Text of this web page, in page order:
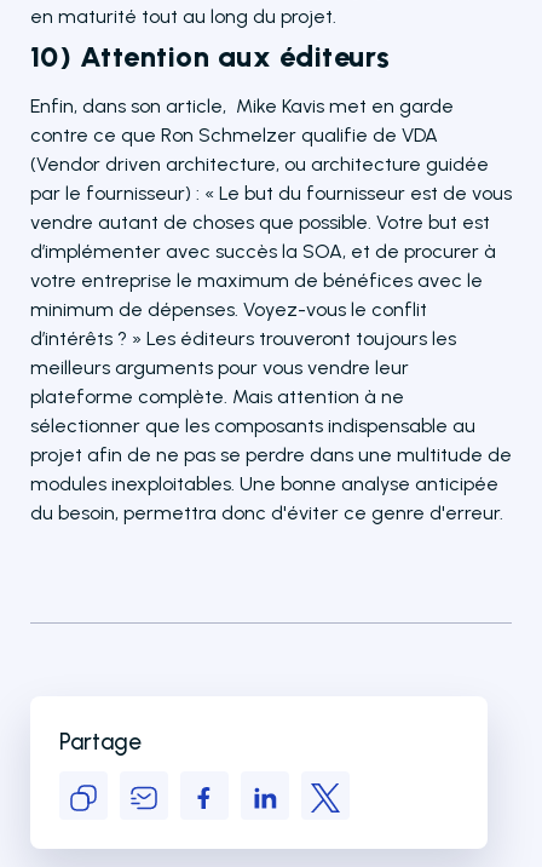
en maturité tout au long du projet.
10) Attention aux éditeurs
Enfin, dans son article, Mike Kavis met en garde
contre ce que Ron Schmelzer qualifie de VDA
(Vendor driven architecture, ou architecture guidée
par le fournisseur) : « Le but du fournisseur est de vous
vendre autant de choses que possible. Votre but est
d’implémenter avec succès la SOA, et de procurer à
votre entreprise le maximum de bénéfices avec le
minimum de dépenses. Voyez-vous le conflit
d’intérêts ? » Les éditeurs trouveront toujours les
meilleurs arguments pour vous vendre leur
plateforme complète. Mais attention à ne
sélectionner que les composants indispensable au
projet afin de ne pas se perdre dans une multitude de
modules inexploitables. Une bonne analyse anticipée
du besoin, permettra donc d'éviter ce genre d'erreur.
Partage